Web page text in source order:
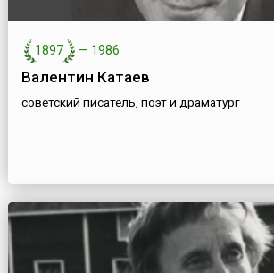
1897 — 1986
Валентин Катаев
советский писатель, поэт и драматург